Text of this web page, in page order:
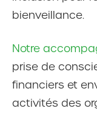
bienveillance.
Notre
prise de
financiers et
activités des